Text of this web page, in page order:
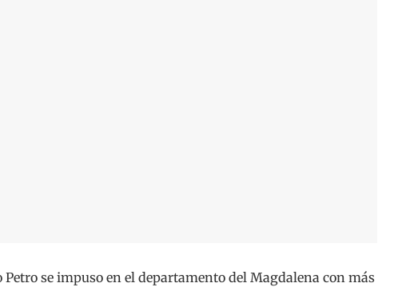
Petro se impuso en el departamento del Magdalena con más